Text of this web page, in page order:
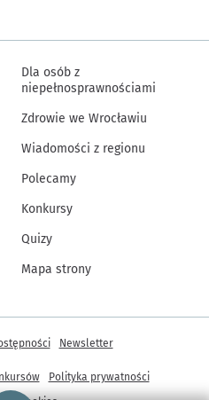
Dla osób z
niepełnosprawnościami
Zdrowie we Wrocławiu
Wiadomości z regionu
Polecamy
Konkursy
Quizy
Mapa strony
Newsletter
Polityka prywatności